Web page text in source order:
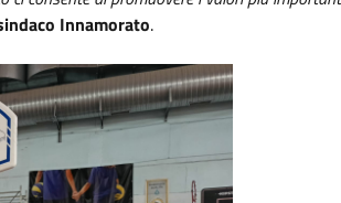
Innamorato.